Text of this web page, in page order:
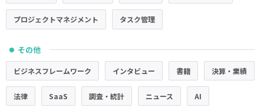
プロジェクトマネジメント タスク管理
● その他
ビジネスフレームワーク インタビュー 書籍 決算・業績
法律 SaaS 調査・統計 ニュース AI